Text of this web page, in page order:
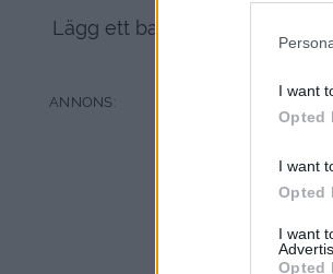
I want
Opted
I want
Opted
I want
Opted
Lägg ett bakplåtspapper i